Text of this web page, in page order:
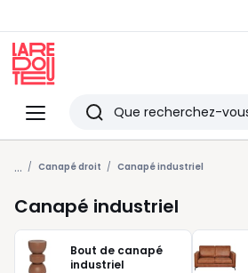
Menu
Redoute
Rechercher
Derniers
articles
vus
... Canapé droit Canapé industriel
Canapé industriel
Bout de canapé
industriel